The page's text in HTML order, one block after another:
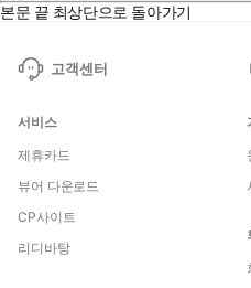
본문 끝 최상단으로 돌아가기
고객센터
서비스
제휴카드
뷰어 다운로드
CP사이트
리디바탕